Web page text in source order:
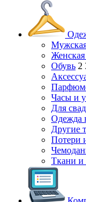
Обувь 2
Часы и
Для
Одежда
Другие
Потери
Ткани и